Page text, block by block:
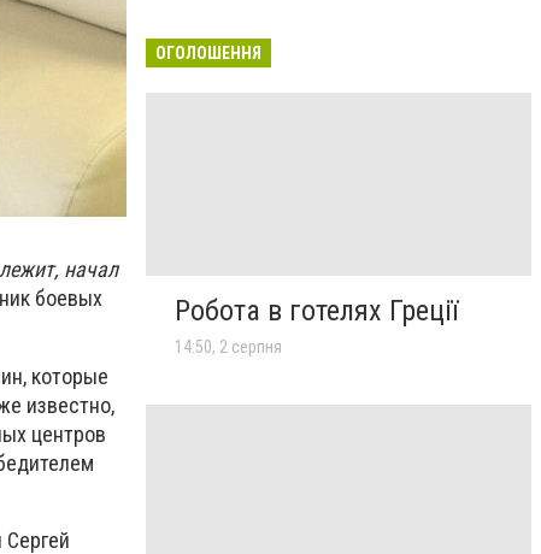
начал
боевых
которые
известно,
центров
ОГОЛОШЕННЯ
Робота в готелях Греції
14:50, 2 серпня